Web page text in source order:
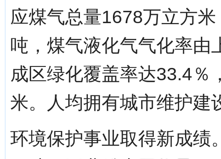
应煤气总量1678万立方
吨，煤气液化气气化率由
成区绿化覆盖率达33.4％
米。人均拥有城市维护建
环境保护事业取得新成绩